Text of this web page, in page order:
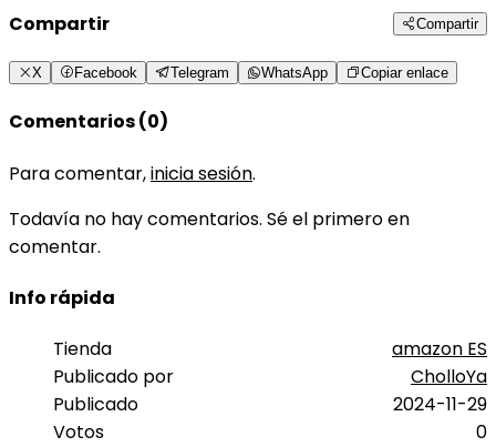
Compartir Compartir
X Facebook Telegram WhatsApp Copiar enlace
Comentarios (0)
Para comentar,inicia sesión.
Todavía no hay comentarios. Sé el primero en
comentar.
Info rápida
Tienda
amazon ES
Publicado por
CholloYa
Publicado
2024-11-29
Votos
0